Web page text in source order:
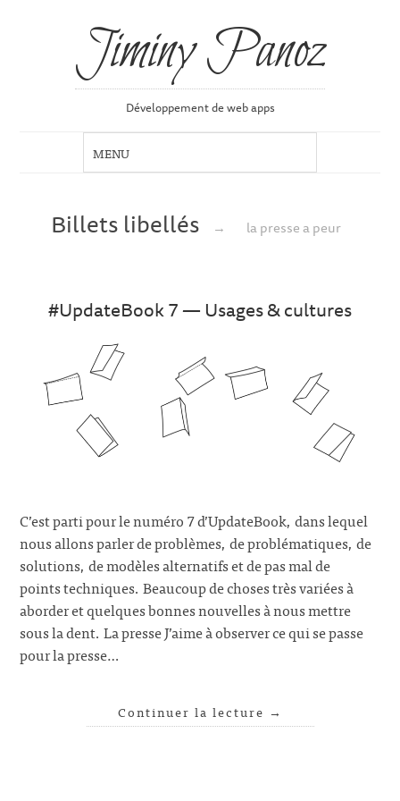
Jiminy Panoz
Développement de web apps
Billets libellés → la presse a peur
#UpdateBook 7 — Usages & cultures
C’est parti pour le numéro 7 d’UpdateBook, dans lequel
nous allons parler de problèmes, de problématiques, de
solutions, de modèles alternatifs et de pas mal de
points techniques. Beaucoup de choses très variées à
aborder et quelques bonnes nouvelles à nous mettre
sous la dent. La presse J’aime à observer ce qui se passe
pour la presse…
Continuer la lecture →